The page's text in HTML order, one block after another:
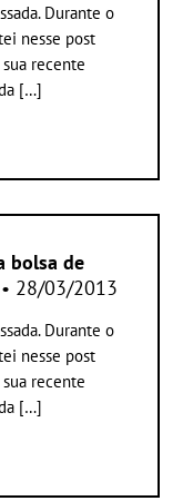
Durante o
nesse post
recente
[…]
bolsa de
• 28/03/2013
Durante o
nesse post
recente
[…]